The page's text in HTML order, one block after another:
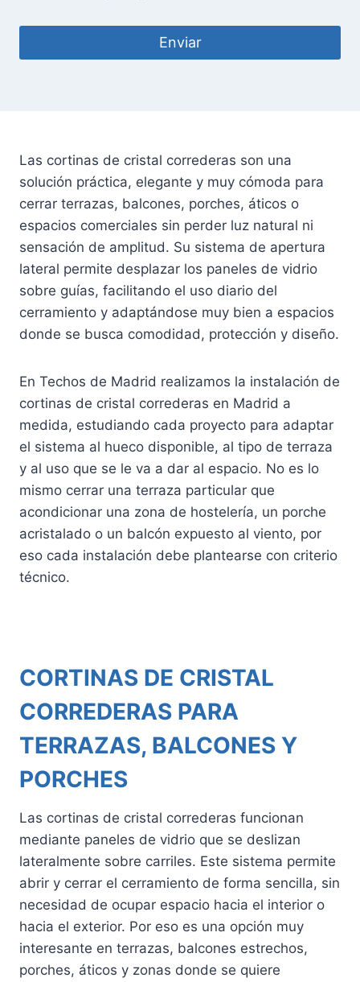
Las cortinas de cristal correderas son una
solución práctica, elegante y muy cómoda para
cerrar terrazas, balcones, porches, áticos o
espacios comerciales sin perder luz natural ni
sensación de amplitud. Su sistema de apertura
lateral permite desplazar los paneles de vidrio
sobre guías, facilitando el uso diario del
cerramiento y adaptándose muy bien a espacios
donde se busca comodidad, protección y diseño.
En Techos de Madrid realizamos la instalación de
cortinas de cristal correderas en Madrid a
medida, estudiando cada proyecto para adaptar
el sistema al hueco disponible, al tipo de terraza
y al uso que se le va a dar al espacio. No es lo
mismo cerrar una terraza particular que
acondicionar una zona de hostelería, un porche
acristalado o un balcón expuesto al viento, por
eso cada instalación debe plantearse con criterio
técnico.
CORTINAS DE CRISTAL
CORREDERAS PARA
TERRAZAS, BALCONES Y
PORCHES
Las cortinas de cristal correderas funcionan
mediante paneles de vidrio que se deslizan
lateralmente sobre carriles. Este sistema permite
abrir y cerrar el cerramiento de forma sencilla, sin
necesidad de ocupar espacio hacia el interior o
hacia el exterior. Por eso es una opción muy
interesante en terrazas, balcones estrechos,
porches, áticos y zonas donde se quiere